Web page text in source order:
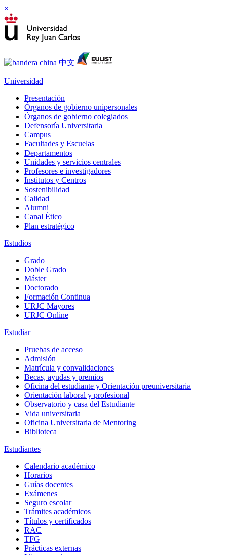
×
Universidad
Presentación
Órganos de gobierno unipersonales
Órganos de gobierno colegiados
Defensoría Universitaria
Campus
Facultades y Escuelas
Departamentos
Unidades y servicios centrales
Profesores e investigadores
Institutos y Centros
Sostenibilidad
Calidad
Alumni
Canal Ético
Plan estratégico
Estudios
Grado
Doble Grado
Máster
Doctorado
Formación Continua
URJC Mayores
URJC Online
Estudiar
Pruebas de acceso
Admisión
Matrícula y convalidaciones
Becas, ayudas y premios
Oficina del estudiante y Orientación preuniversitaria
Orientación laboral y profesional
Observatorio y casa del Estudiante
Vida universitaria
Oficina Universitaria de Mentoring
Biblioteca
Estudiantes
Calendario académico
Horarios
Guías docentes
Exámenes
Seguro escolar
Trámites académicos
Títulos y certificados
RAC
TFG
Prácticas externas